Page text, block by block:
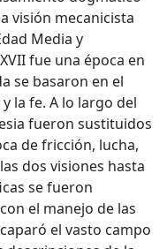
visión mecanicista
Media y
fue una época en
se basaron en el
la fe. A lo largo del
fueron sustituidos
de fricción, lucha,
dos visiones hasta
se fueron
el manejo de las
el vasto campo